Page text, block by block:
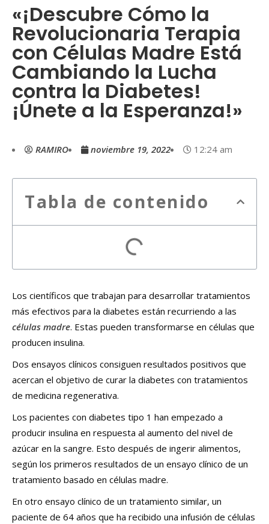
«¡Descubre Cómo la
Revolucionaria Terapia
con Células Madre Está
Cambiando la Lucha
contra la Diabetes!
¡Únete a la Esperanza!»
RAMIRO noviembre 19, 2022 12:24 am
Tabla de contenido
Los científicos que trabajan para desarrollar tratamientos
más efectivos para la diabetes están recurriendo a las
células madre. Estas pueden transformarse en células que
producen insulina.
Dos ensayos clínicos consiguen resultados positivos que
acercan el objetivo de curar la diabetes con tratamientos
de medicina regenerativa.
Los pacientes con diabetes tipo 1 han empezado a
producir insulina en respuesta al aumento del nivel de
azúcar en la sangre. Esto después de ingerir alimentos,
según los primeros resultados de un ensayo clínico de un
tratamiento basado en células madre.
En otro ensayo clínico de un tratamiento similar, un
paciente de 64 años que ha recibido una infusión de células